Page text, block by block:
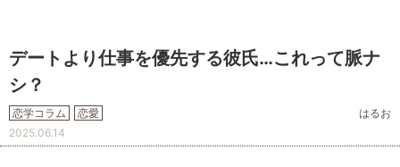
デートより仕事を優先する彼氏…これって脈ナ
シ？
恋学コラム 恋愛
はるお
2025.06.14